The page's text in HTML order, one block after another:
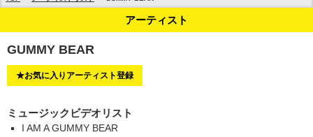
アーティスト
GUMMY BEAR
★お気に入りアーティスト登録
ミュージックビデオリスト
I AM A GUMMY BEAR